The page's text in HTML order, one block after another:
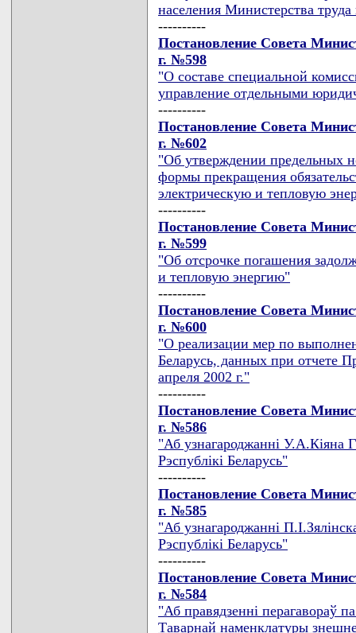
населения Министерства
----------
Постановление Совета
г. №598
"О составе специальной
управление отдельными
----------
Постановление Совета
г. №602
"Об утверждении предельных
формы прекращения
электрическую и тепловую
----------
Постановление Совета
г. №599
"Об отсрочке погашения
и тепловую энергию"
----------
Постановление Совета
г. №600
"О реализации мер по
Беларусь, данных при отчете
апреля 2002 г."
----------
Постановление Совета
г. №586
"Аб узнагароджаннi У.А.Кiяна
Рэспублiкi Беларусь"
----------
Постановление Совета
г. №585
"Аб узнагароджаннi
Рэспублiкi Беларусь"
----------
Постановление Совета
г. №584
"Аб правядзеннi перагавораў
Таварнай наменклатуры